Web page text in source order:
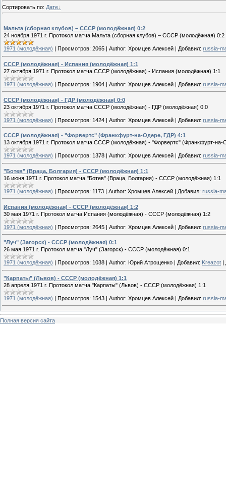
Сортировать по: Дате
Мальта (сборная клубов) – СССР (молодёжная) 0:2
24 ноября 1971 г. Протокол матча Мальта (сборная клубов) – СССР (молодёжная) 0:2
1971 (молодёжная) Просмотров: 2065 Author: Хромцев Алексей Добавил: russia-
СССР (молодёжная) - Испания (молодёжная) 1:1
27 октября 1971 г. Протокол матча СССР (молодёжная) - Испания (молодёжная) 1:1
1971 (молодёжная) | Просмотров: 1904 | Author: Хромцев Алексей | Добавил: russia-
СССР (молодёжная) - ГДР (молодёжная) 0:0
23 октября 1971 г. Протокол матча СССР (молодёжная) - ГДР (молодёжная) 0:0
1971 (молодёжная) | Просмотров: 1424 | Author: Хромцев Алексей | Добавил: russia-
СССР (молодёжная) - "Форвертс" (Франкфурт-на-Одере, ГДР) 4:1
13 октября 1971 г. Протокол матча СССР (молодёжная) - "Форвертс" (Франкфурт-на-
1971 (молодёжная) Просмотров: 1378 Author: Хромцев Алексей Добавил: russia-
"Ботев" (Враца, Болгария) - СССР (молодёжная) 1:1
16 июня 1971 г. Протокол матча "Ботев" (Враца, Болгария) - СССР (молодёжная) 1:1
1971 (молодёжная) | Просмотров: 1173 | Author: Хромцев Алексей | Добавил: russia-
Испания (молодёжная) - СССР (молодёжная) 1:2
30 мая 1971 г. Протокол матча Испания (молодёжная) - СССР (молодёжная) 1:2
1971 (молодёжная) | Просмотров: 2645 | Author: Хромцев Алексей | Добавил: russia-
"Луч" (Загорск) - СССР (молодёжная) 0:1
26 мая 1971 г. Протокол матча "Луч" (Загорск) - СССР (молодёжная) 0:1
1971 (молодёжная) Просмотров: 1038 Author: Юрий Атрощенко Добавил: Kreazot
"Карпаты" (Львов) - СССР (молодёжная) 1:1
28 апреля 1971 г. Протокол матча "Карпаты" (Львов) - СССР (молодёжная) 1:1
1971 (молодёжная) | Просмотров: 1543 | Author: Хромцев Алексей | Добавил: russia-
Полная версия сайта